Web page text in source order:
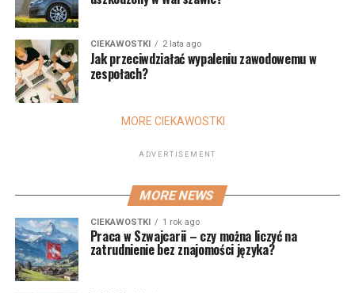
CIEKAWOSTKI 2 lata ago
Jak przeciwdziałać wypaleniu zawodowemu w
zespołach?
MORE CIEKAWOSTKI
ADVERTISEMENT
MORE NEWS
CIEKAWOSTKI 1 rok ago
Praca w Szwajcarii – czy można liczyć na
zatrudnienie bez znajomości języka?